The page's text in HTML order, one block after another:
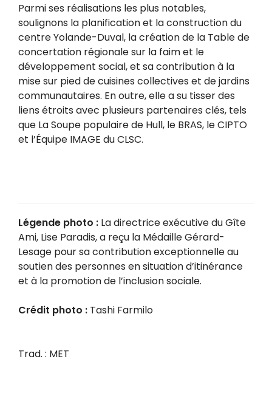
Parmi ses réalisations les plus notables,
soulignons la planification et la construction du
centre Yolande-Duval, la création de la Table de
concertation régionale sur la faim et le
développement social, et sa contribution à la
mise sur pied de cuisines collectives et de jardins
communautaires. En outre, elle a su tisser des
liens étroits avec plusieurs partenaires clés, tels
que La Soupe populaire de Hull, le BRAS, le CIPTO
et l’Équipe IMAGE du CLSC.
Légende photo : La directrice exécutive du Gîte
Ami, Lise Paradis, a reçu la Médaille Gérard-
Lesage pour sa contribution exceptionnelle au
soutien des personnes en situation d’itinérance
et à la promotion de l’inclusion sociale.
Crédit photo : Tashi Farmilo
Trad. : MET